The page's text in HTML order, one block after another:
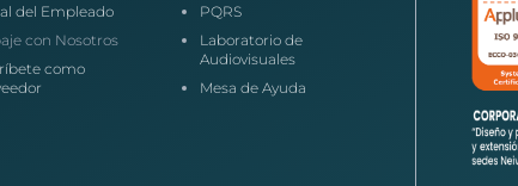
del Empleado
con Nosotros
como
PQRS
Laboratorio de
Audiovisuales
Mesa de Ayuda